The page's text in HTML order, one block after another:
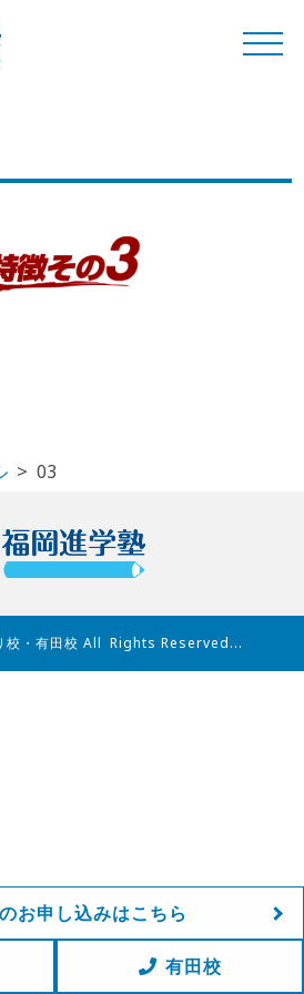
03
校・有田校 All Rights Reserved...
お申し込みはこちら
有田校